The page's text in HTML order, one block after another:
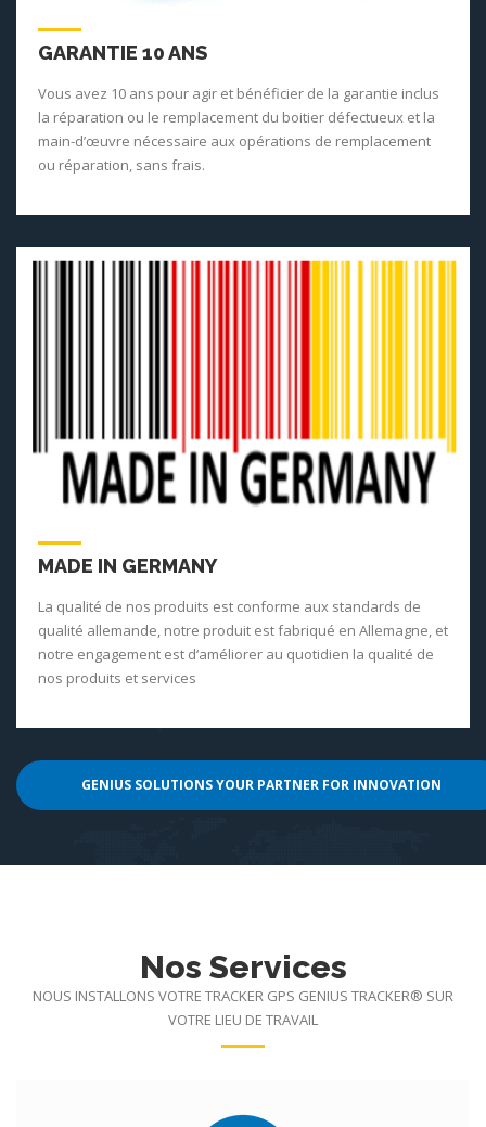
GARANTIE 10 ANS
Vous avez 10 ans pour agir et bénéficier de la garantie inclus
la réparation ou le remplacement du boitier défectueux et la
main-d’œuvre nécessaire aux opérations de remplacement
ou réparation, sans frais.
MADE IN GERMANY
La qualité de nos produits est conforme aux standards de
qualité allemande, notre produit est fabriqué en Allemagne, et
notre engagement est d‘améliorer au quotidien la qualité de
nos produits et services
GENIUS SOLUTIONS YOUR PARTNER FOR INNOVATION
Nos Services
NOUS INSTALLONS VOTRE TRACKER GPS GENIUS TRACKER® SUR
VOTRE LIEU DE TRAVAIL